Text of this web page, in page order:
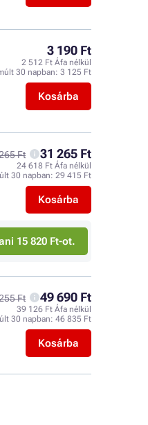
3 190 Ft
2 512 Ft Áfa nélkül
30 napban: 3 125 Ft
Kosárba
Ft 31 265 Ft
24 618 Ft Áfa nélkül
30 napban: 29 415 Ft
Kosárba
15 820 Ft-ot.
Ft 49 690 Ft
39 126 Ft Áfa nélkül
30 napban: 46 835 Ft
Kosárba